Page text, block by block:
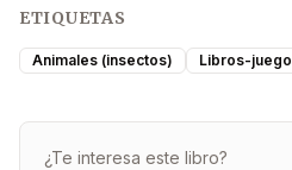
ETIQUETAS
Animales (insectos) Libros-juego
¿Te interesa este libro?